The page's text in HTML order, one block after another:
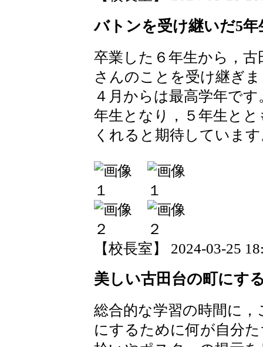
バトンを受け継いだ5年
卒業した６年生から，
さんのことを受け継ぎ
４月からは最高学年で
年生となり，５年生と
くれると期待していま
【校長室】 2024-03-25
美しい古田台の町にす
総合的な学習の時間に
にするために何が自分